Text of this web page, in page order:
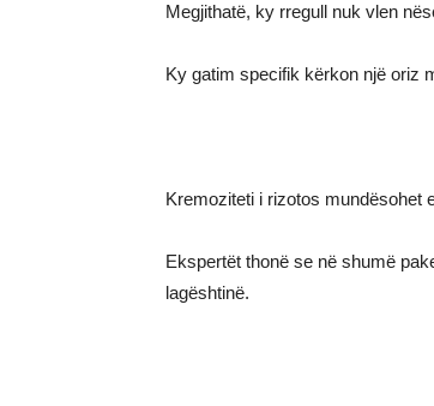
Megjithatë, ky rregull nuk vlen
Ky gatim specifik kërkon një oriz
Kremoziteti i rizotos mundësohet
Ekspertët thonë se në shumë
lagështinë.